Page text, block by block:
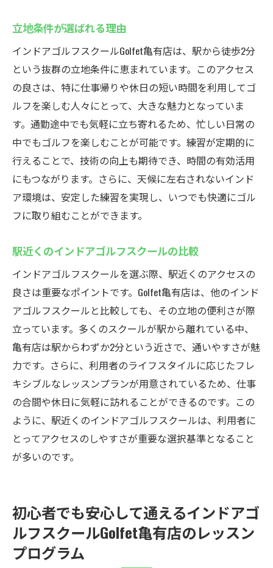
立地条件が選ばれる理由
インドアゴルフスクールGolfet亀有店は、駅から徒歩2分
という抜群の立地条件に恵まれています。このアクセス
の良さは、特に仕事帰りや休日の短い時間を利用してゴ
ルフを楽しむ人々にとって、大きな魅力となっていま
す。通勤途中でも気軽に立ち寄れるため、忙しい日常の
中でもゴルフを楽しむことが可能です。練習が定期的に
行えることで、技術の向上も期待でき、時間の有効活用
にもつながります。さらに、天候に左右されないインド
ア環境は、安定した練習を実現し、いつでも快適にゴル
フに取り組むことができます。
駅近くのインドアゴルフスクールの比較
インドアゴルフスクールを選ぶ際、駅近くのアクセスの
良さは重要なポイントです。Golfet亀有店は、他のインド
アゴルフスクールと比較しても、その立地の便利さが際
立っています。多くのスクールが駅から離れている中、
亀有店は駅からわずか2分という近さで、通いやすさが魅
力です。さらに、利用者のライフスタイルに応じたフレ
キシブルなレッスンプランが用意されているため、仕事
の合間や休日に気軽に訪れることができるのです。この
ように、駅近くのインドアゴルフスクールは、利用者に
とってアクセスのしやすさが重要な選択基準となること
が多いのです。
初心者でも安心して通えるインドアゴ
ルフスクールGolfet亀有店のレッスン
プログラム